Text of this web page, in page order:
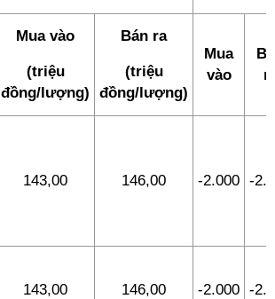
Mua vào
(triệu
đồng/lượng)
Bán ra
(triệu
đồng/lượng)
Mua
vào
143,00 146,00 -2.000 -
143,00 146,00 -2.000 -